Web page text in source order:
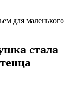
для маленького
стала